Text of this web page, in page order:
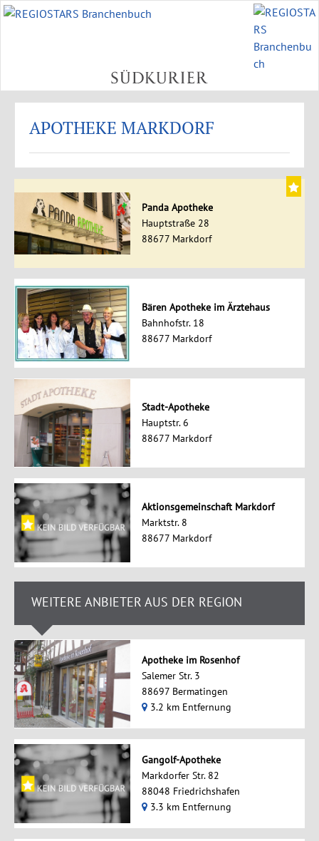
APOTHEKE MARKDORF
Panda Apotheke
Hauptstraße 28
88677 Markdorf
Bären Apotheke im Ärztehaus
Bahnhofstr. 18
88677 Markdorf
Stadt-Apotheke
Hauptstr. 6
88677 Markdorf
Aktionsgemeinschaft Markdorf
Marktstr. 8
88677 Markdorf
WEITERE ANBIETER AUS DER REGION
Apotheke im Rosenhof
Salemer Str. 3
88697 Bermatingen
3.2 km Entfernung
Gangolf-Apotheke
Markdorfer Str. 82
88048 Friedrichshafen
3.3 km Entfernung